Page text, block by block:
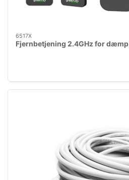
6517X
Fjernbetjening 2.4GHz for dæmp